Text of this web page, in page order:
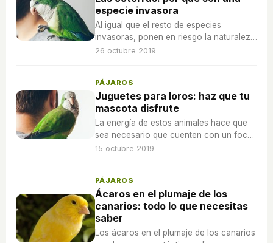
especie invasora
Al igual que el resto de especies
invasoras, ponen en riesgo la naturaleza
de los ecosistemas autóctonos y pueden
26 octubre 2019
PÁJAROS
Juguetes para loros: haz que tu
mascota disfrute
La energía de estos animales hace que
sea necesario que cuenten con un foco
de diversión y estimulación día tras día.
15 octubre 2019
PÁJAROS
Ácaros en el plumaje de los
canarios: todo lo que necesitas
saber
Los ácaros en el plumaje de los canarios